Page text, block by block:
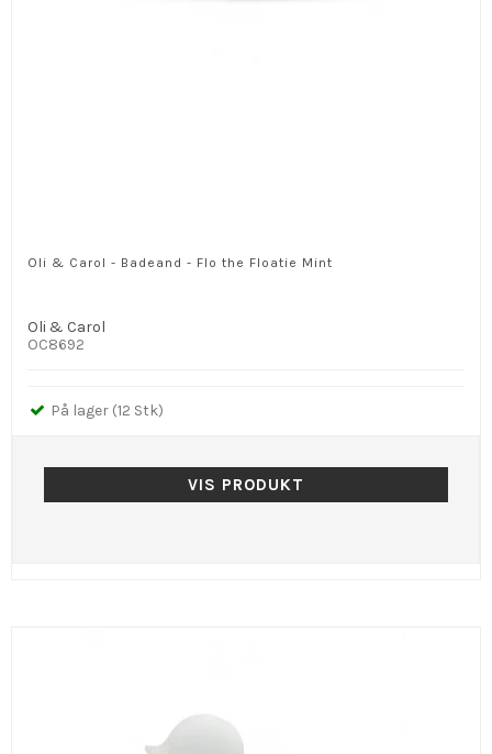
Oli & Carol - Badeand - Flo the Floatie Mint
Oli & Carol
OC8692
På lager (12 Stk)
VIS PRODUKT